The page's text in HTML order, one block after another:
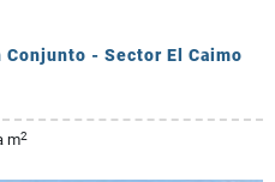
Conjunto - Sector El Caimo
m2